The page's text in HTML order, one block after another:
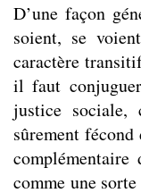
D’une façon
soient, se
caractère
il faut
justice sociale,
sûrement
comme une